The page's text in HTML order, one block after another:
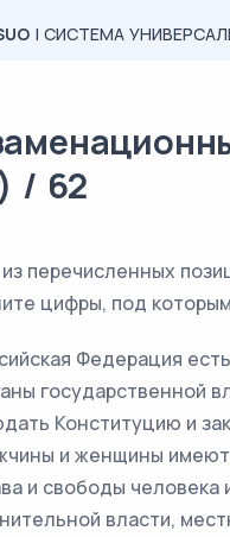
| СИСТЕМА
/ 62
перечисленных
цифры, под
Федерация
государственной
Конституцию и
и женщины имеют
и свободы
власти,